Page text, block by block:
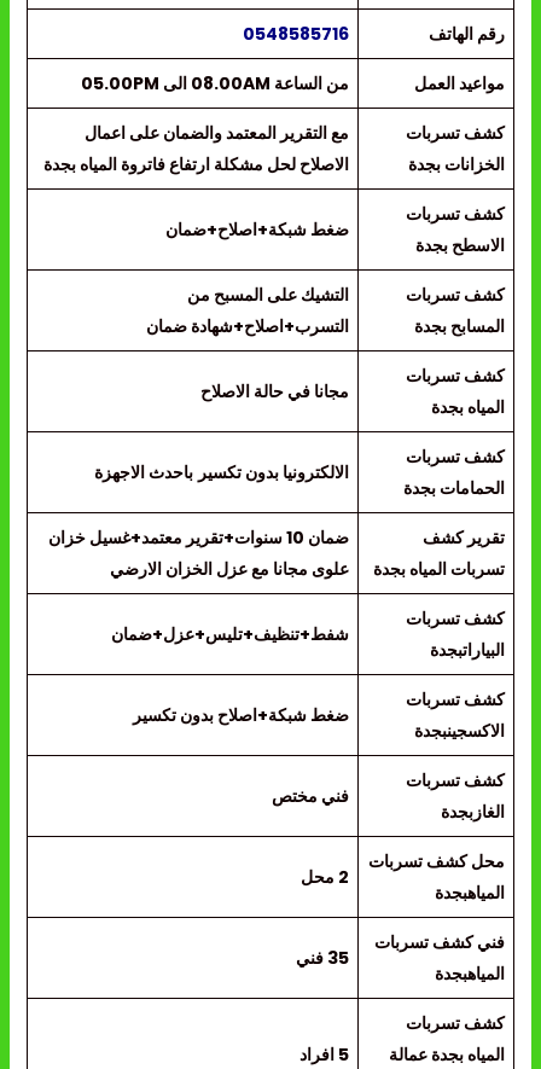
رقم الهاتف 0548585716
مواعيد العمل من الساعة 08.00AM الى 05.00PM
كشف تسربات
الخزانات بجدة
مع التقرير المعتمد والضمان على اعمال
الاصلاح لحل مشكلة ارتفاع فاتروة المياه بجدة
كشف تسربات
الاسطح بجدة
ضغط شبكة+اصلاح+ضمان
كشف تسربات
المسابح بجدة
التشيك على المسبح من
التسرب+اصلاح+شهادة ضمان
كشف تسربات
المياه بجدة
مجانا في حالة الاصلاح
كشف تسربات
الحمامات بجدة
الالكترونيا بدون تكسير باحدث الاجهزة
تقرير كشف
تسربات المياه بجدة
ضمان 10 سنوات+تقرير معتمد+غسيل خزان
علوى مجانا مع عزل الخزان الارضي
كشف تسربات
البياراتبجدة
شفط+تنظيف+تليس+عزل+ضمان
كشف تسربات
الاكسجينبجدة
ضغط شبكة+اصلاح بدون تكسير
كشف تسربات
الغازبجدة
فني مختص
محل كشف تسربات
المياهبجدة
2 محل
فني كشف تسربات
المياهبجدة
35 فني
كشف تسربات
المياه بجدة عمالة
5 افراد